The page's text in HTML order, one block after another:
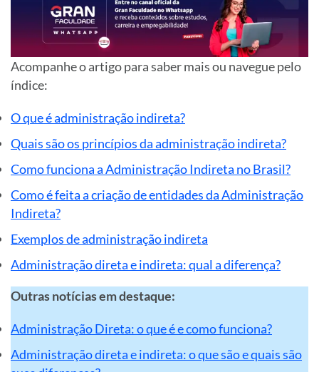
Acompanhe o artigo para saber mais ou navegue pelo
índice:
O que é administração indireta?
Quais são os princípios da administração indireta?
Como funciona a Administração Indireta no Brasil?
Como é feita a criação de entidades da Administração
Indireta?
Exemplos de administração indireta
Administração direta e indireta: qual a diferença?
Outras notícias em destaque:
Administração Direta: o que é e como funciona?
Administração direta e indireta: o que são e quais são